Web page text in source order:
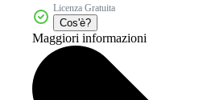
Licenza Gratuita
Cos'è?
Maggiori informazioni